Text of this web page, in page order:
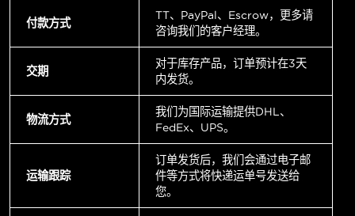
付款方式
TT、PayPal、Escrow，更多请
咨询我们的客户经理。
交期
对于库存产品，订单预计在3天
内发货。
物流方式
我们为国际运输提供DHL、
FedEx、UPS。
运输跟踪
订单发货后，我们会通过电子邮
件等方式将快递运单号发送给
您。